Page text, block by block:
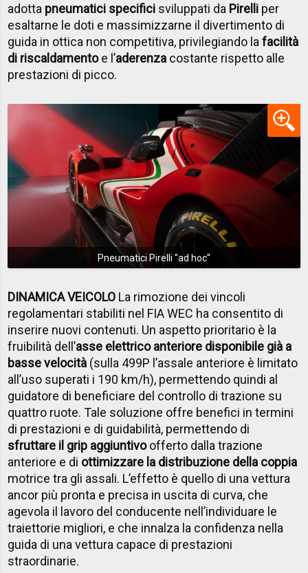
adotta pneumatici specifici sviluppati da Pirelli per
esaltarne le doti e massimizzarne il divertimento di
guida in ottica non competitiva, privilegiando lafacilità
di riscaldamentoe l’aderenza costante rispetto alle
prestazioni di picco.
Pneumatici Pirelli ''ad hoc''
DINAMICA VEICOLO La rimozione dei vincoli
regolamentari stabiliti nel FIA WEC ha consentito di
inserire nuovi contenuti. Un aspetto prioritario è la
fruibilità dell’asse elettrico anteriore disponibile già a
basse velocità (sulla 499P l’assale anteriore è limitato
all’uso superati i 190 km/h), permettendo quindi al
guidatore di beneficiare del controllo di trazione su
quattro ruote. Tale soluzione offre benefici in termini
di prestazioni e di guidabilità, permettendo di
sfruttare il grip aggiuntivoofferto dalla trazione
anteriore e di ottimizzare la distribuzione della coppia
motrice tra gli assali. L’effetto è quello di una vettura
ancor più pronta e precisa in uscita di curva, che
agevola il lavoro del conducente nell’individuare le
traiettorie migliori, e che innalza la confidenza nella
guida di una vettura capace di prestazioni
straordinarie.